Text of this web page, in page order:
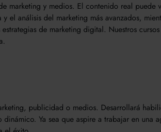
marketing y medios. El contenido real
el análisis del marketing más avanzados,
de marketing digital. Nuestros
publicidad o medios. Desarrollará
Ya sea que aspire a trabajar en una